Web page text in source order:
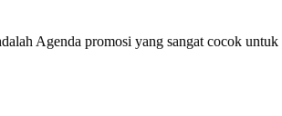
Agenda promosi yang sangat cocok untuk